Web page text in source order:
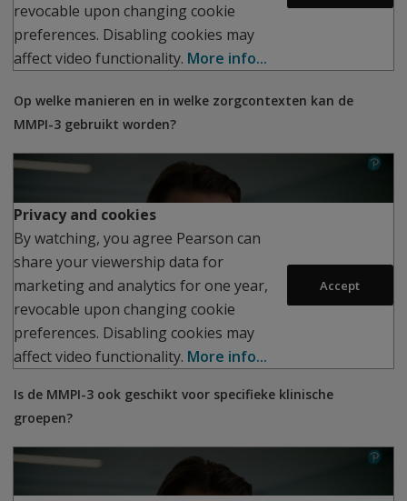
revocable upon changing cookie
preferences. Disabling cookies may
affect video functionality. More info...
Op welke manieren en in welke zorgcontexten kan de
MMPI-3 gebruikt worden?
Play
Privacy and cookies
By watching, you agree Pearson can
share your viewership data for
marketing and analytics for one year,
revocable upon changing cookie
preferences. Disabling cookies may
affect video functionality. More info...
Accept
Is de MMPI-3 ook geschikt voor specifieke klinische
groepen?